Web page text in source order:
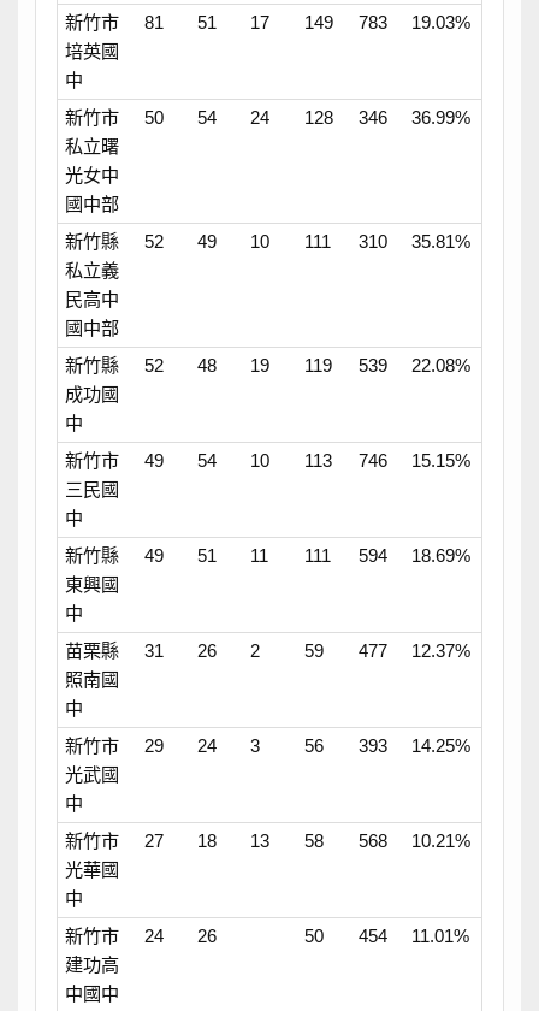
新竹市
培英國
中
81 51 17 149 783 19.03%
新竹市
私立曙
光女中
國中部
50 54 24 128 346 36.99%
新竹縣
私立義
民高中
國中部
52 49 10 111 310 35.81%
新竹縣
成功國
中
52 48 19 119 539 22.08%
新竹市
三民國
中
49 54 10 113 746 15.15%
新竹縣
東興國
中
49 51 11 111 594 18.69%
苗栗縣
照南國
中
31 26 2 59 477 12.37%
新竹市
光武國
中
29 24 3 56 393 14.25%
新竹市
光華國
中
27 18 13 58 568 10.21%
新竹市
建功高
中國中
24 26 50 454 11.01%